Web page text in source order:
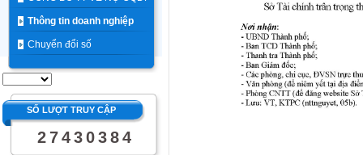
Thông tin doanh nghiệp
Chuyển đổi số
SỐ LƯỢT TRUY CẬP
2 7 4 3 0 3 8 4